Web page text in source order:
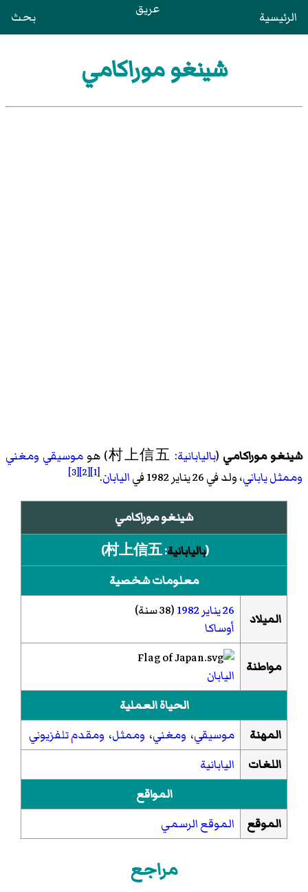
الرئيسية عريق بحث
شينغو موراكامي
شينغو موراكامي (باليابانية: 村上信五) هو موسيقي ومغني
وممثلياباني، ولد في 26 يناير 1982 في اليابان.
[1]
[2]
[3]
شينغو موراكامي
(باليابانية:
村上信五
)‏
معلومات شخصية
الميلاد 26 يناير 1982(38 سنة)
أوساكا
مواطنة
اليابان
الحياة العملية
المهنة
موسيقي، ومغني، وممثل، ومقدم تلفزيوني
اللغات
اليابانية
المواقع
الموقع
الموقع الرسمي
مراجع